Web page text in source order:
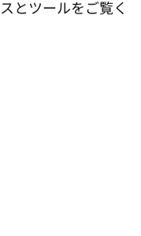
とツールをご覧く